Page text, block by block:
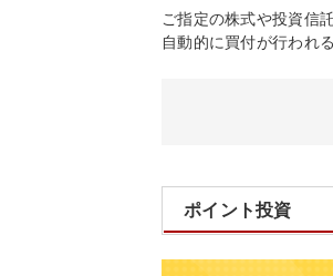
ご指定の株式や投資信
自動的に買付が行われ
ポイント投資